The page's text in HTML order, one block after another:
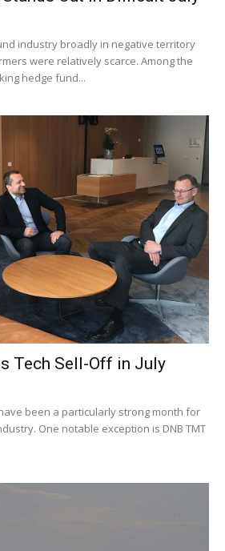
industry broadly in negative territory
were relatively scarce. Among the
hedge fund...
Tech Sell-Off in July
been a particularly strong month for
One notable exception is DNB TMT